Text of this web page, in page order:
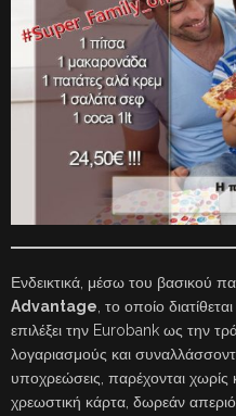
Ενδεικτικά, μέσω του βασικού
Advantage , το οποίο
επιλέξει την Eurobank ως την
λογαριασμούς και
υποχρεώσεις, παρέχονται
χρεωστική κάρτα, δωρεάν